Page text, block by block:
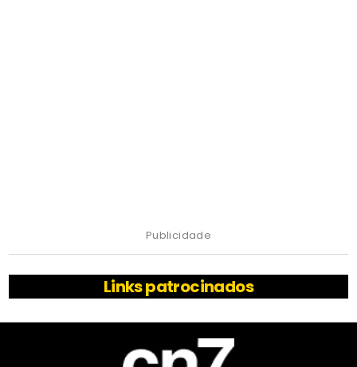
Publicidade
Links patrocinados